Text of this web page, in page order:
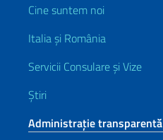
Cine suntem noi
Italia și România
Servicii Consulare și Vize
Știri
Administrație transparentă